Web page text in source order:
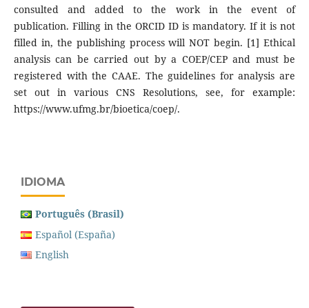
consulted and added to the work in the event of
publication. Filling in the ORCID ID is mandatory. If it is not
filled in, the publishing process will NOT begin. [1] Ethical
analysis can be carried out by a COEP/CEP and must be
registered with the CAAE. The guidelines for analysis are
set out in various CNS Resolutions, see, for example:
https://www.ufmg.br/bioetica/coep/.
IDIOMA
Português (Brasil)
Español (España)
English